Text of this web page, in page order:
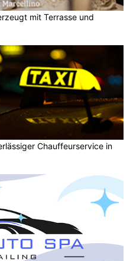
mit Terrasse und
Chauffeurservice in